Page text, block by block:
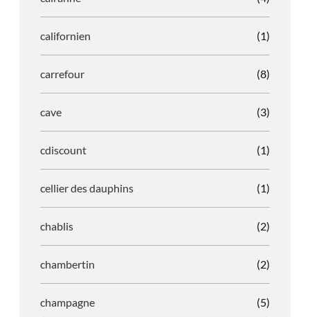
californien (1)
carrefour (8)
cave (3)
cdiscount (1)
cellier des dauphins (1)
chablis (2)
chambertin (2)
champagne (5)